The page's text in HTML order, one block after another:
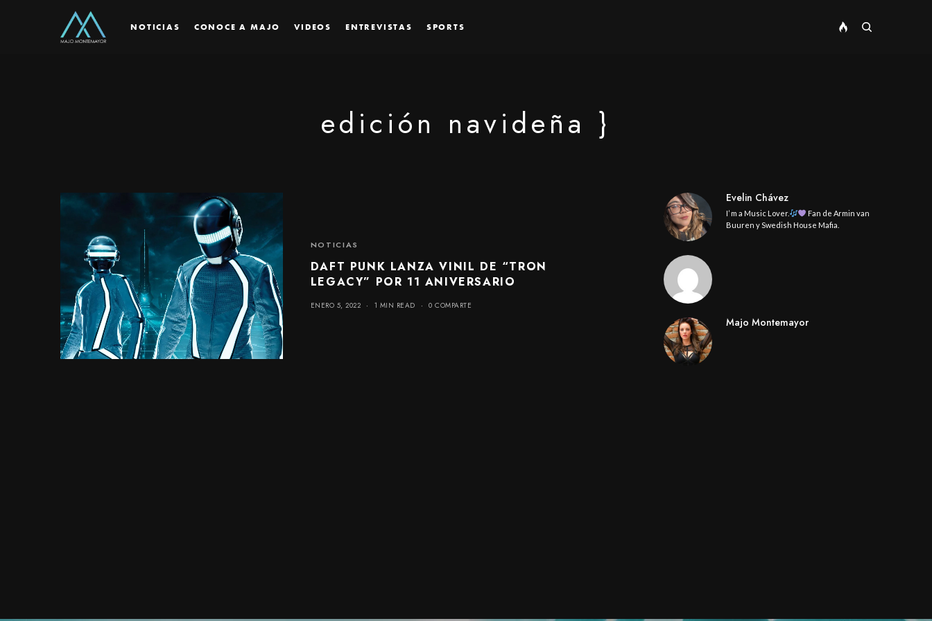
NOTICIAS CONOCE A MAJO VIDEOS ENTREVISTAS SPORTS
edición navideña }
NOTICIAS
DAFT PUNK LANZA VINIL DE “TRON
LEGACY” POR 11 ANIVERSARIO
ENERO 5, 2022 1 MIN READ 0 COMPARTE
Evelin Chávez
I’ m a Music Lover.
Fan de Armin van
Buuren y Swedish House Mafia.
Majo Montemayor